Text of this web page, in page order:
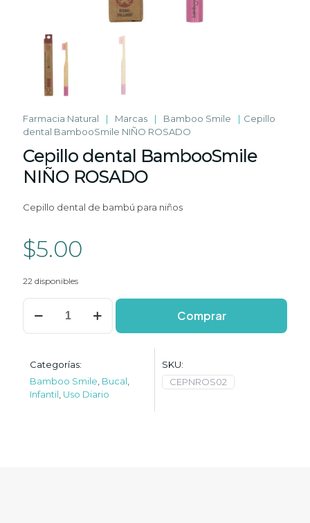
Farmacia Natural | Marcas | Bamboo Smile | Cepillo
dental BambooSmile NIÑO ROSADO
Cepillo dental BambooSmile
NIÑO ROSADO
Cepillo dental de bambú para niños
$5.00
22 disponibles
Cepillo
dental
BambooSmile
cantidad
Comprar
Categorías:
Bamboo Smile Bucal
Infantil Uso Diario
SKU:
CEPNROS02